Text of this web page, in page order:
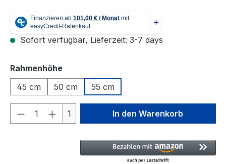
Sofort verfügbar, Lieferzeit: 3-7 days
Rahmenhöheauswählen
45 cm
50 cm 55 cm
Produkt Anzahl: Gib den
1 In den Warenkorb